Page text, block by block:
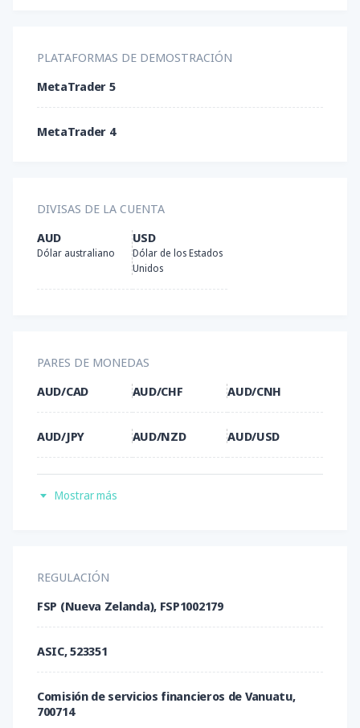
Singapur
Vanuatu
TrustPay
PLATAFORMAS DE DEMOSTRACIÓN
MetaTrader 5
MetaTrader 4
DIVISAS DE LA CUENTA
AUD
Dólar australiano
USD
Dólar de los Estados
Unidos
PARES DE MONEDAS
AUD/CAD
AUD/CHF AUD/CNH
AUD/JPY AUD/NZD AUD/USD
ETH/USD
EUR/CHF EUR/GBP
EUR/NZD
GBP/CAD
Mostrar más
REGULACIÓN
FSP (Nueva Zelanda), FSP1002179
ASIC, 523351
Comisión de servicios financieros de Vanuatu,
700714